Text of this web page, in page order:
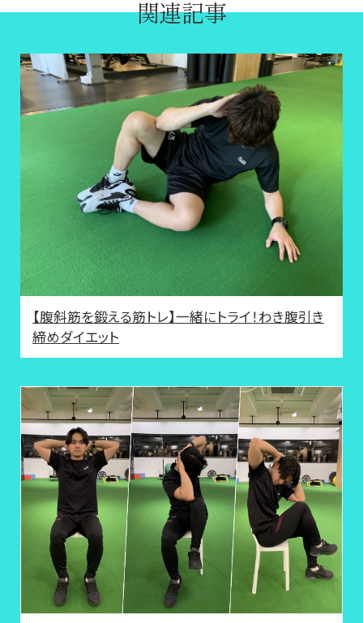
関連記事
【腹斜筋を鍛える筋トレ】一緒にトライ！わき腹引き
締めダイエット